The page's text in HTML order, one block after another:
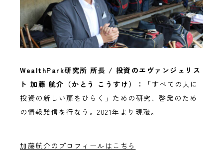
WealthPark研究所 所長 / 投資のエヴァンジェリス
ト 加藤 航介（かとう こうすけ）：
「すべての人に
投資の新しい扉をひらく」ための研究、啓発のため
の情報発信を行なう。2021年より現職。
加藤航介のプロフィールはこちら